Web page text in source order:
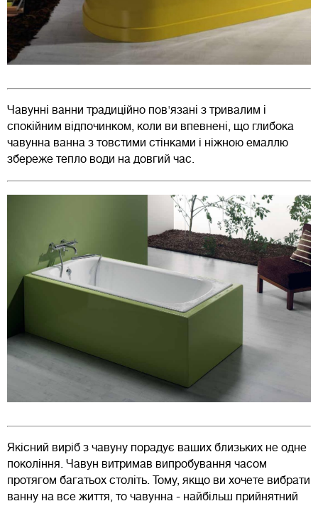
Чавунні ванни традиційно пов'язані з тривалим і
спокійним відпочинком, коли ви впевнені, що глибока
чавунна ванна з товстими стінками і ніжною емаллю
збереже тепло води на довгий час.
Якісний виріб з чавуну порадує ваших близьких не одне
покоління. Чавун витримав випробування часом
протягом багатьох століть. Тому, якщо ви хочете вибрати
ванну на все життя, то чавунна - найбільш прийнятний